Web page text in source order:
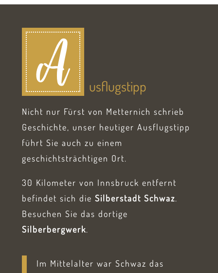
A usflugstipp
Nicht nur Fürst von Metternich schrieb
Geschichte, unser heutiger Ausflugstipp
führt Sie auch zu einem
geschichtsträchtigen Ort.
30 Kilometer von Innsbruck entfernt
befindet sich die Silberstadt Schwaz.
Besuchen Sie das dortige
Silberbergwerk.
Im Mittelalter war Schwaz das